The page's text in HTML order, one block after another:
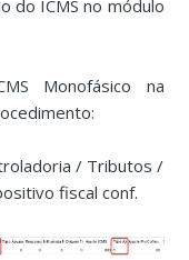
do ICMS no módulo
Monofásico na
/ Tributos /
fiscal conf.